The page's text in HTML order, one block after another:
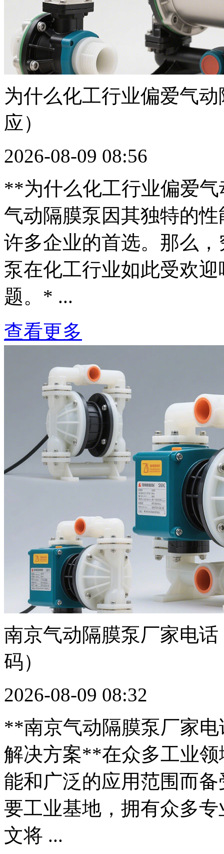
为什么化工行业偏爱气
应）
2026-08-09 08:56
**为什么化工行业偏爱
气动隔膜泵因其独特的
许多企业的首选。那么
泵在化工行业如此受欢
题。* ...
查看更多
南京气动隔膜泵厂家电
码）
2026-08-09 08:32
**南京气动隔膜泵厂家
解决方案**在众多工业
能和广泛的应用范围而
要工业基地，拥有众多
文将 ...